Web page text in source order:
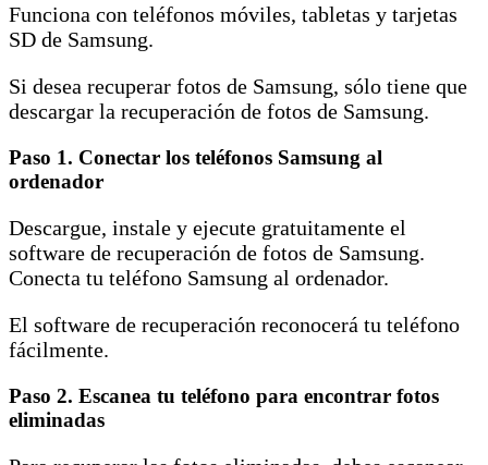
Funciona con teléfonos móviles, tabletas y tarjetas
SD de Samsung.
Si desea recuperar fotos de Samsung, sólo tiene que
descargar la recuperación de fotos de Samsung.
Paso 1. Conectar los teléfonos Samsung al
ordenador
Descargue, instale y ejecute gratuitamente el
software de recuperación de fotos de Samsung.
Conecta tu teléfono Samsung al ordenador.
El software de recuperación reconocerá tu teléfono
fácilmente.
Paso 2. Escanea tu teléfono para encontrar fotos
eliminadas